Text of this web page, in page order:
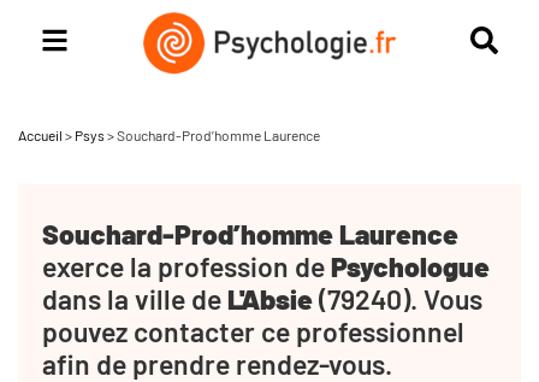
Accueil > Psys >Souchard-Prod’homme Laurence
Souchard-Prod’homme Laurence
exerce la profession dePsychologue
dans la ville de L'Absie(79240). Vous
pouvez contacter ce professionnel
afin de prendre rendez-vous.